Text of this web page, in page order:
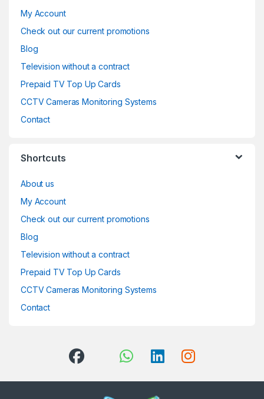
My Account
Check out our current promotions
Blog
Television without a contract
Prepaid TV Top Up Cards
CCTV Cameras Monitoring Systems
Contact
Shortcuts
About us
My Account
Check out our current promotions
Blog
Television without a contract
Prepaid TV Top Up Cards
CCTV Cameras Monitoring Systems
Contact